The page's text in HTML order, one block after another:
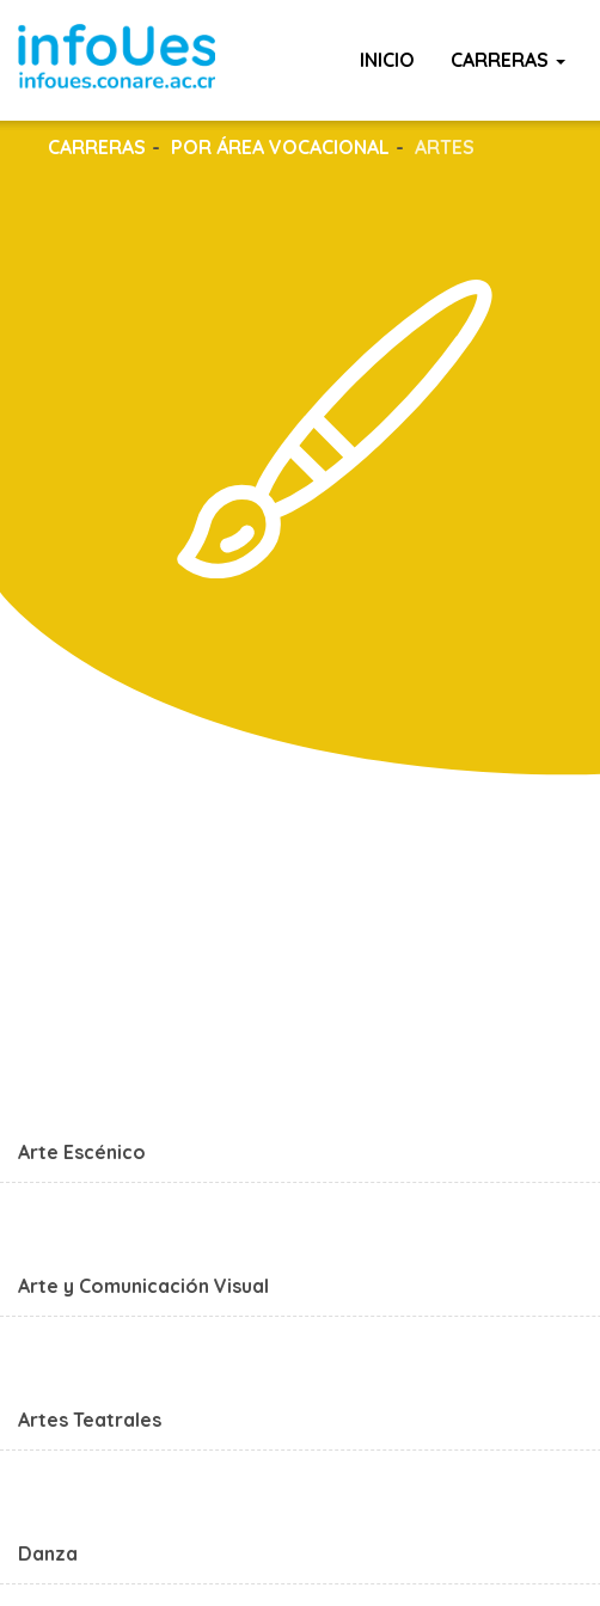
INICIO CARRERAS
CARRERAS POR ÁREA VOCACIONAL ARTES
Arte Escénico
Arte y Comunicación Visual
Artes Teatrales
Danza